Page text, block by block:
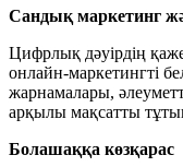
Сандық маркетинг
Цифрлық дәуірдің
онлайн-маркетингті
жарнамалары,
арқылы мақсатты
Болашаққа көзқарас